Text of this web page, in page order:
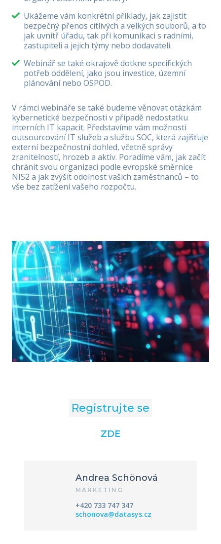
Ukážeme vám konkrétní příklady, jak zajistit
bezpečný přenos citlivých a velkých souborů, a to
jak uvnitř úřadu, tak při komunikaci s radními,
zastupiteli a jejich týmy nebo dodavateli.
Webinář se také okrajově dotkne specifických
potřeb oddělení, jako jsou investice, územní
plánování nebo OSPOD.
V rámci webináře se také budeme věnovat otázkám
kybernetické bezpečnosti v případě nedostatku
interních IT kapacit. Představíme vám možnosti
outsourcování IT služeb a službu SOC, která zajišťuje
externí bezpečnostní dohled, včetně správy
zranitelností, hrozeb a aktiv. Poradíme vám, jak začít
chránit svou organizaci podle evropské směrnice
NIS2 a jak zvýšit odolnost vašich zaměstnanců – to
vše bez zatížení vašeho rozpočtu.
Registrujte se
ZDE
Andrea Schönová
MARKETING
+420 733 747 347
schonova@datasys.cz